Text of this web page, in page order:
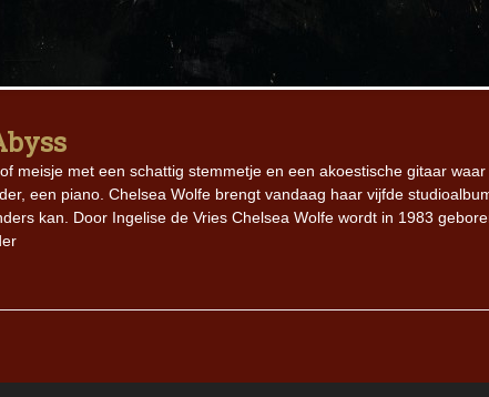
meisje met een schattig stemmetje en een akoestische gitaar waar
een piano. Chelsea Wolfe brengt vandaag haar vijfde
kan. Door Ingelise de Vries Chelsea Wolfe wordt in 1983